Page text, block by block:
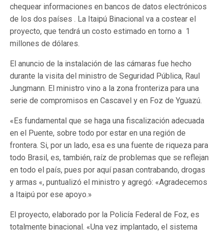
chequear informaciones en bancos de datos electrónicos
de los dos países . La Itaipú Binacional va a costear el
proyecto, que tendrá un costo estimado en torno a 1
millones de dólares.
El anuncio de la instalación de las cámaras fue hecho
durante la visita del ministro de Seguridad Pública, Raul
Jungmann. El ministro vino a la zona fronteriza para una
serie de compromisos en Cascavel y en Foz de Yguazú.
«Es fundamental que se haga una fiscalización adecuada
en el Puente, sobre todo por estar en una región de
frontera. Si, por un lado, esa es una fuente de riqueza para
todo Brasil, es, también, raíz de problemas que se reflejan
en todo el país, pues por aquí pasan contrabando, drogas
y armas «, puntualizó el ministro y agregó: «Agradecemos
a Itaipú por ese apoyo.»
El proyecto, elaborado por la Policía Federal de Foz, es
totalmente binacional. «Una vez implantado, el sistema